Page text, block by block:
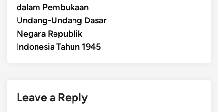
dalam Pembukaan
Undang-Undang Dasar
Negara Republik
Indonesia Tahun 1945
Leave a Reply